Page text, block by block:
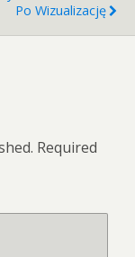
Po Wizualizację
Required